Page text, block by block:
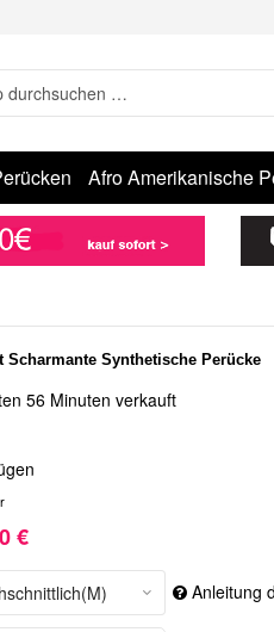
Afro Amerikanische
Scharmante Synthetische Perücke
56 Minuten verkauft
€
Anleitung